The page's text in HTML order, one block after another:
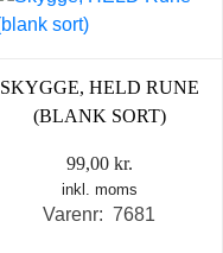
SKYGGE, HELD RUNE
(BLANK SORT)
99,00 kr.
inkl. moms
Varenr: 7681